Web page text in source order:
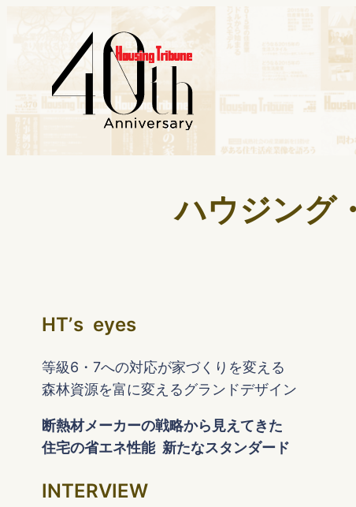
ハウジング
HTʼs eyes
等級6・7への対応が家づくりを変える
森林資源を富に変えるグランドデザイン
断熱材メーカーの戦略から見えてきた
住宅の省エネ性能 新たなスタンダード
INTERVIEW